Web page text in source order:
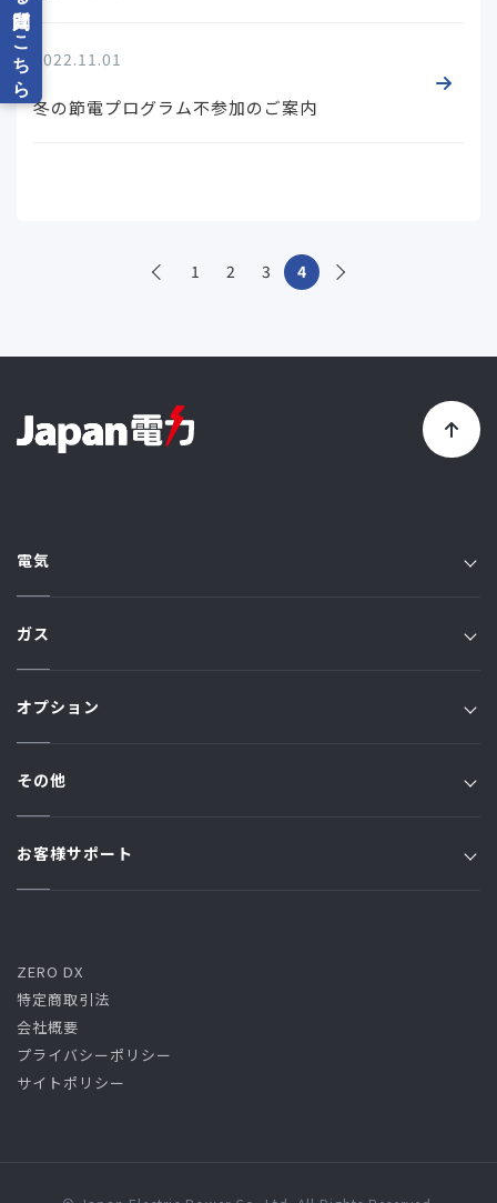
2022.11.01
冬の節電プログラム不参加のご案内
1 2 3 4
電気
電気TOP
プラン一覧
JFプラン
Jプラン
オール電化プラン
くらし・しごと・どうりょくプラン
高圧プラン
燃料費等調整額(J・JF・JP・L・オール電化・トリプルアシス
ガス
ガスTOP
JSプラン
原料費調整額
ご利用規約・約款
ガス漏れ時の緊急対応
オプション
ジャパン家電修理アシスト
ジャパン端末アシスト
ジャパン駆けつけアシスト
その他
お知らせ一覧
コラム一覧
お客様サポート
クーリング・オフ
ZERO DX
特定商取引法
会社概要
プライバシーポリシー
サイトポリシー